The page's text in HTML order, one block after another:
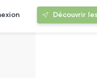
Découvrir